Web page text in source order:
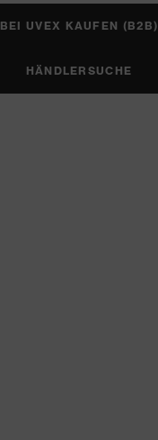
BEI UVEX KAUFEN (B2B)
HÄNDLERSUCHE